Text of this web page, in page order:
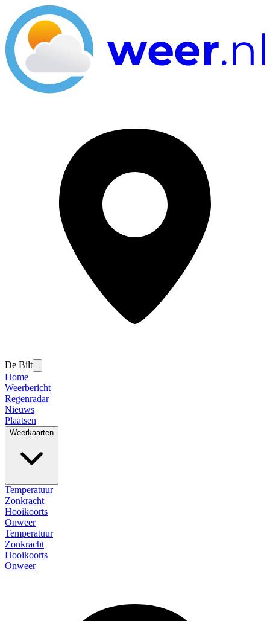
De Bilt
Home
Weerbericht
Regenradar
Nieuws
Plaatsen
Weerkaarten
Temperatuur
Zonkracht
Hooikoorts
Onweer
Temperatuur
Zonkracht
Hooikoorts
Onweer